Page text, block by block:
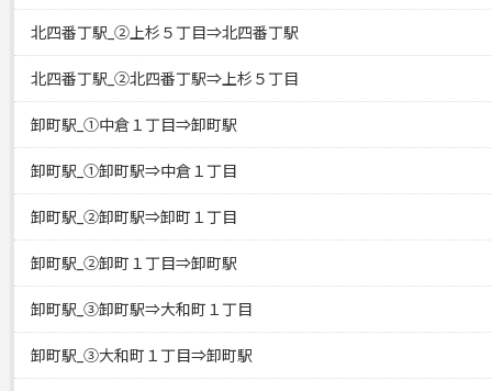
北四番丁駅_②上杉５丁目⇒北四番丁駅
北四番丁駅_②北四番丁駅⇒上杉５丁目
卸町駅_①中倉１丁目⇒卸町駅
卸町駅_①卸町駅⇒中倉１丁目
卸町駅_②卸町駅⇒卸町１丁目
卸町駅_②卸町１丁目⇒卸町駅
卸町駅_③卸町駅⇒大和町１丁目
卸町駅_③大和町１丁目⇒卸町駅